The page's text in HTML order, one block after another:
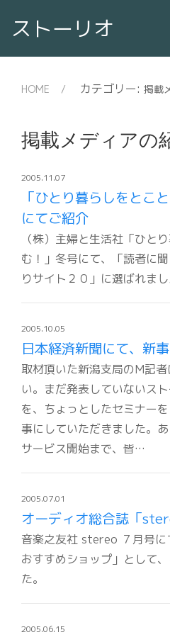
ストーリオ
HOME カテゴリー: 掲載
掲載メディアの
2005.11.07
「ひとり暮らしをとこ
にてご紹介
（株）主婦と生活社「ひと
む！」冬号にて、「読者に
りサイト２０」に選ばれまし
2005.10.05
日本経済新聞にて、新
取材頂いた新潟支局のM記
い。まだ発表していないス
を、ちょっとしたセミナー
事にしていただきました。あ
サービス開始まで、皆…
2005.07.01
オーディオ総合誌「
音楽之友社 stereo ７月号に
おすすめショップ」として
た。
2005.06.15